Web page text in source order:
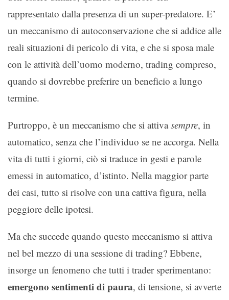
rappresentato dalla presenza di un super-predatore. E’
un meccanismo di autoconservazione che si addice alle
reali situazioni di pericolo di vita, e che si sposa male
con le attività dell’uomo moderno, trading compreso,
quando si dovrebbe preferire un beneficio a lungo
termine.
Purtroppo, è un meccanismo che si attivasempre, in
automatico, senza che l’individuo se ne accorga. Nella
vita di tutti i giorni, ciò si traduce in gesti e parole
emessi in automatico, d’istinto. Nella maggior parte
dei casi, tutto si risolve con una cattiva figura, nella
peggiore delle ipotesi.
Ma che succede quando questo meccanismo si attiva
nel bel mezzo di una sessione di trading? Ebbene,
insorge un fenomeno che tutti i trader sperimentano:
emergono sentimenti di paura, di tensione, si avverte